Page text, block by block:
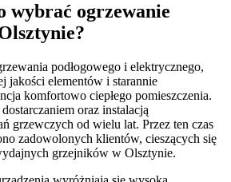
wybrać ogrzewanie
podłogowego i elektrycznego,
jakości elementów i starannie
komfortowo ciepłego pomieszczenia.
oraz instalacją
grzewczych od wielu lat. Przez ten czas
zadowolonych klientów, cieszących się
grzejników w Olsztynie.